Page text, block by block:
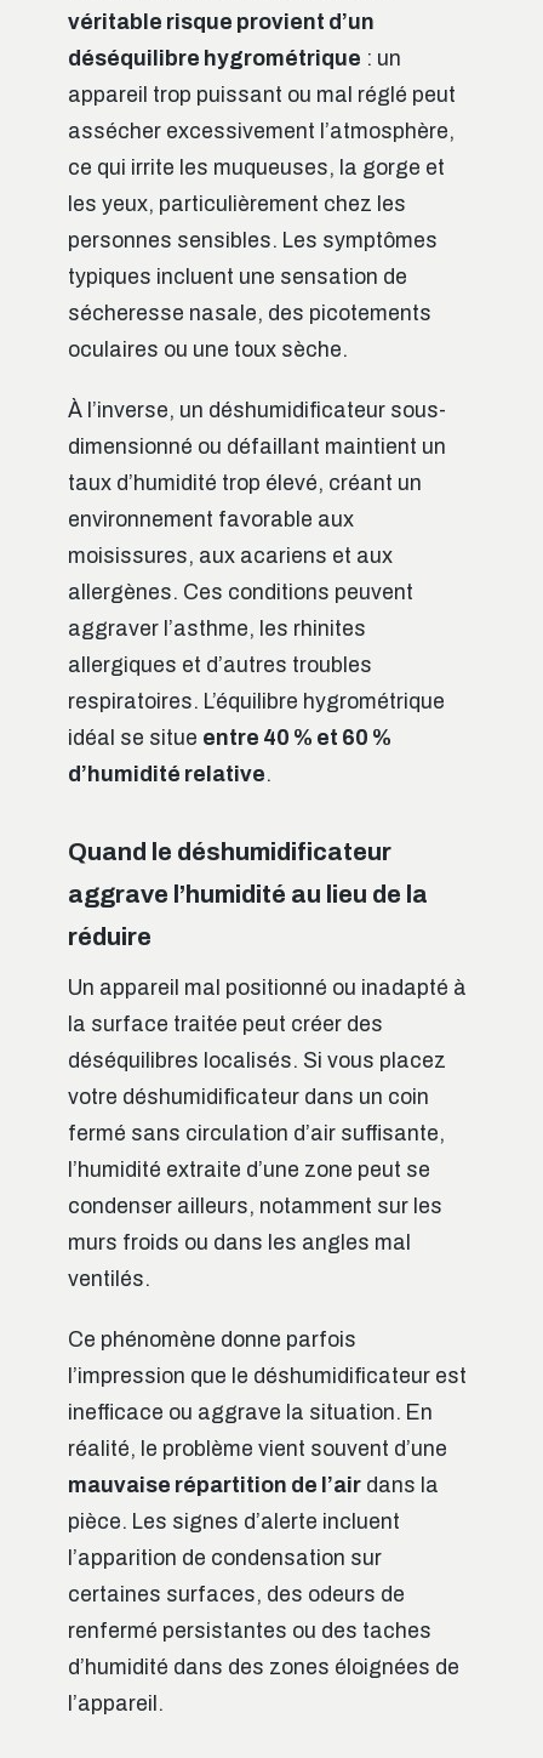
véritable risque provient d’un
déséquilibre hygrométrique : un
appareil trop puissant ou mal réglé peut
assécher excessivement l’atmosphère,
ce qui irrite les muqueuses, la gorge et
les yeux, particulièrement chez les
personnes sensibles. Les symptômes
typiques incluent une sensation de
sécheresse nasale, des picotements
oculaires ou une toux sèche.
À l’inverse, un déshumidificateur sous-
dimensionné ou défaillant maintient un
taux d’humidité trop élevé, créant un
environnement favorable aux
moisissures, aux acariens et aux
allergènes. Ces conditions peuvent
aggraver l’asthme, les rhinites
allergiques et d’autres troubles
respiratoires. L’équilibre hygrométrique
idéal se situe entre 40 % et 60 %
d’humidité relative.
Quand le déshumidificateur
aggrave l’humidité au lieu de la
réduire
Un appareil mal positionné ou inadapté à
la surface traitée peut créer des
déséquilibres localisés. Si vous placez
votre déshumidificateur dans un coin
fermé sans circulation d’air suffisante,
l’humidité extraite d’une zone peut se
condenser ailleurs, notamment sur les
murs froids ou dans les angles mal
ventilés.
Ce phénomène donne parfois
l’impression que le déshumidificateur est
inefficace ou aggrave la situation. En
réalité, le problème vient souvent d’une
mauvaise répartition de l’air dans la
pièce. Les signes d’alerte incluent
l’apparition de condensation sur
certaines surfaces, des odeurs de
renfermé persistantes ou des taches
d’humidité dans des zones éloignées de
l’appareil.